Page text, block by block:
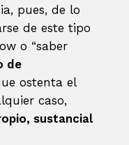
pues, de lo
de este tipo
o “saber
de
ostenta el
caso,
sustancial